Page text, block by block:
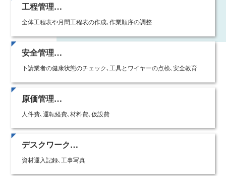
工程管理…
全体工程表や月間工程表の作成､作業順序の調整
安全管理…
下請業者の健康状態のチェック､工具とワイヤーの点検､安全教育
原価管理…
人件費､運転経費､材料費､仮設費
デスクワーク…
資材運入記録､工事写真